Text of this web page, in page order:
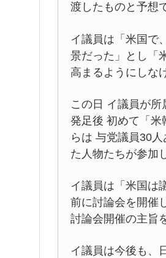
渡したものと予想
イ議員は「米国で
景だった」とし「
高まるようにしな
この日 イ議員が所
発足後 初めて「米
らは 与党議員30
た人物たちが参加
イ議員は「米国は
前に討論会を開催
討論会開催の主旨
イ議員は今後も、